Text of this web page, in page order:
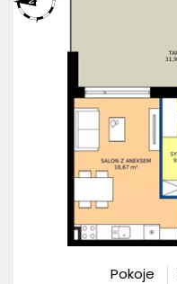
Pokoje